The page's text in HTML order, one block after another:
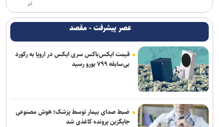
افزایش احتمال انتقال بیماری‌های مشترک بین انسان و حیوان با قاچاق
دام/ کنترل تب دنگی از مالاریا دشوارتر است
وزیر بهداشت: تکمیل بیمارستان ۱۷ شهریور برازجان تا اوایل سال آینده
هدف‌گذاری شده است
شعله‌های آتش جان باختند
سامانه تخصصی قوانین تأمین اجتماعی راه‌اندازی شد
تر
عصر پیشرفت - مقصد
قیمت ایکس‌باکس سری ایکس در اروپا به رکورد
بی‌سابقه ۷۹۹ یورو رسید
ضبط صدای بیمار توسط پزشک؛ هوش مصنوعی
جایگزین پرونده کاغذی شد